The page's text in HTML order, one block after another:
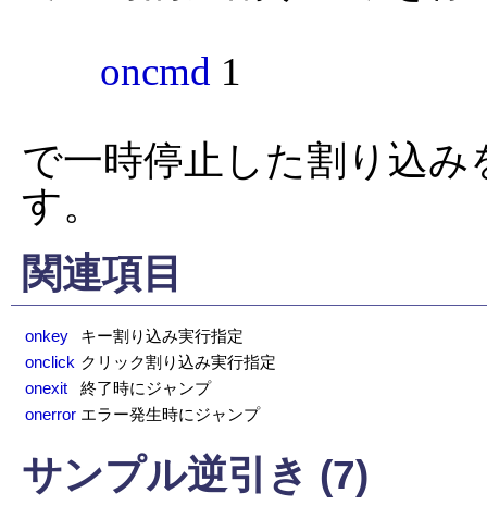
oncmd 1
で一時停止した割り込
す。
関連項目
onkey
キー割り込み実行指定
onclick クリック割り込み実行指定
onexit
終了時にジャンプ
onerror エラー発生時にジャンプ
サンプル逆引き (7)